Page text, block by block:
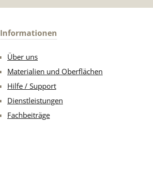
Informationen
Über uns
Materialien und Oberflächen
Hilfe / Support
Dienstleistungen
Fachbeiträge